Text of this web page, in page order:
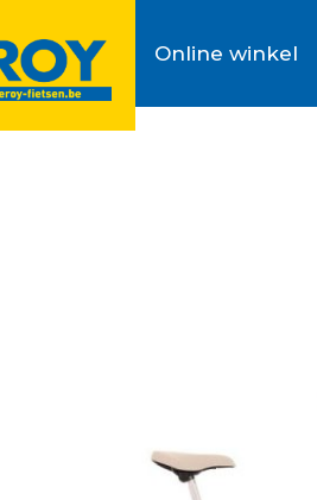
Online winkel